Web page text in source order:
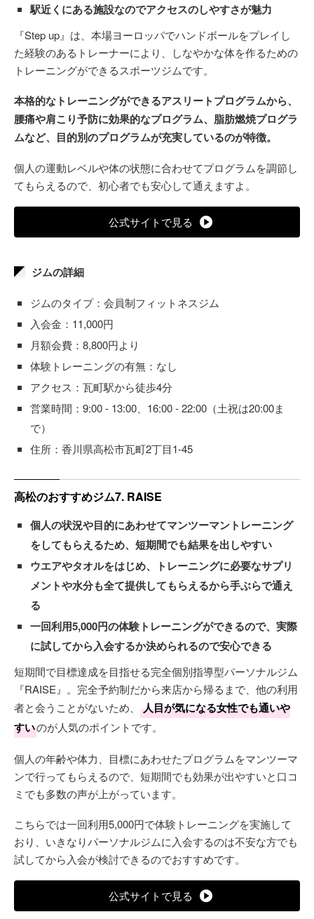
駅近くにある施設なのでアクセスのしやすさが魅力
『Step up』は、本場ヨーロッパでハンドボールをプレイし
た経験のあるトレーナーにより、しなやかな体を作るための
トレーニングができるスポーツジムです。
本格的なトレーニングができるアスリートプログラムから、
腰痛や肩こり予防に効果的なプログラム、脂肪燃焼プログラ
ムなど、目的別のプログラムが充実しているのが特徴。
個人の運動レベルや体の状態に合わせてプログラムを調節し
てもらえるので、初心者でも安心して通えますよ。
公式サイトで見る
ジムの詳細
ジムのタイプ：会員制フィットネスジム
入会金：11,000円
月額会費：8,800円より
体験トレーニングの有無：なし
アクセス：瓦町駅から徒歩4分
営業時間：9:00 - 13:00、16:00 - 22:00（土祝は20:00ま
で）
住所：香川県高松市瓦町2丁目1-45
高松のおすすめジム7. RAISE
個人の状況や目的にあわせてマンツーマントレーニング
をしてもらえるため、短期間でも結果を出しやすい
ウエアやタオルをはじめ、トレーニングに必要なサプリ
メントや水分も全て提供してもらえるから手ぶらで通え
る
一回利用5,000円の体験トレーニングができるので、実際
に試してから入会するか決められるので安心できる
短期間で目標達成を目指せる完全個別指導型パーソナルジム
『RAISE』。完全予約制だから来店から帰るまで、他の利用
者と会うことがないため、
人目が気になる女性でも通いや
すいのが人気のポイントです。
個人の年齢や体力、目標にあわせたプログラムをマンツーマ
ンで行ってもらえるので、短期間でも効果が出やすいと口コ
ミでも多数の声が上がっています。
こちらでは一回利用5,000円で体験トレーニングを実施して
おり、いきなりパーソナルジムに入会するのは不安な方でも
試してから入会が検討できるのでおすすめです。
公式サイトで見る